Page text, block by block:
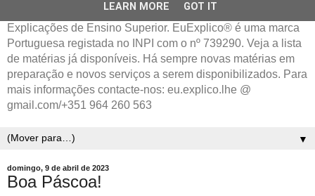
Explicações de Ensino Superior. EuExplico® é uma marca
Portuguesa registada no INPI com o nº 739290. Veja a lista
de matérias já disponíveis. Há sempre novas matérias em
preparação e novos serviços a serem disponibilizados. Para
mais informações contacte-nos: eu.explico.lhe @
gmail.com/+351 964 260 563
▼
domingo, 9 de abril de 2023
Boa Páscoa!
LEARN MORE GOT IT